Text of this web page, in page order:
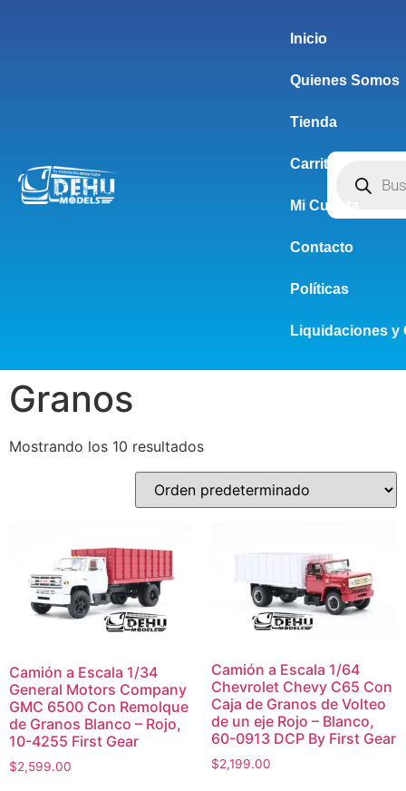
Inicio
Quienes Somos
Tienda
Carrito
Mi Cuenta
Contacto
Políticas
Liquidaciones y
Granos
Mostrando los 10 resultados
Camión a Escala 1/34
General Motors Company
GMC 6500 Con Remolque
de Granos Blanco – Rojo,
10-4255 First Gear
$2,599.00
Camión a Escala 1/64
Chevrolet Chevy C65 Con
Caja de Granos de Volteo
de un eje Rojo – Blanco,
60-0913 DCP By First Gear
$2,199.00